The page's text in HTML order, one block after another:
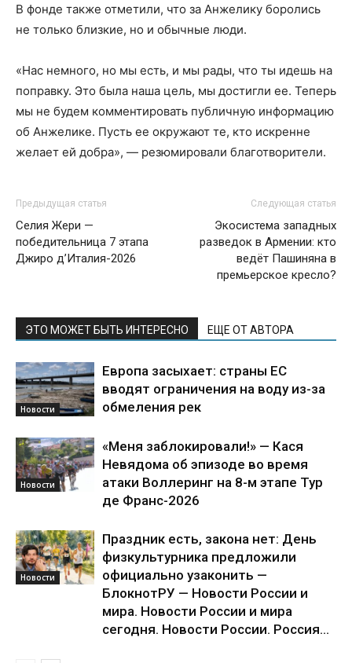
В фонде также отметили, что за Анжелику боролись
не только близкие, но и обычные люди.
«Нас немного, но мы есть, и мы рады, что ты идешь на
поправку. Это была наша цель, мы достигли ее. Теперь
мы не будем комментировать публичную информацию
об Анжелике. Пусть ее окружают те, кто искренне
желает ей добра», — резюмировали благотворители.
Предыдущая статья
Селия Жери —
победительница 7 этапа
Джиро д’Италия-2026
Следующая статья
Экосистема западных
разведок в Армении: кто
ведёт Пашиняна в
премьерское кресло?
ЭТО МОЖЕТ БЫТЬ ИНТЕРЕСНО ЕЩЕ ОТ АВТОРА
Новости
Европа засыхает: страны ЕС
вводят ограничения на воду из-за
обмеления рек
Новости
«Меня заблокировали!» — Кася
Невядома об эпизоде во время
атаки Воллеринг на 8-м этапе Тур
де Франс-2026
Новости
Праздник есть, закона нет: День
физкультурника предложили
официально узаконить —
БлокнотРУ — Новости России и
мира. Новости России и мира
сегодня. Новости России. Россия...